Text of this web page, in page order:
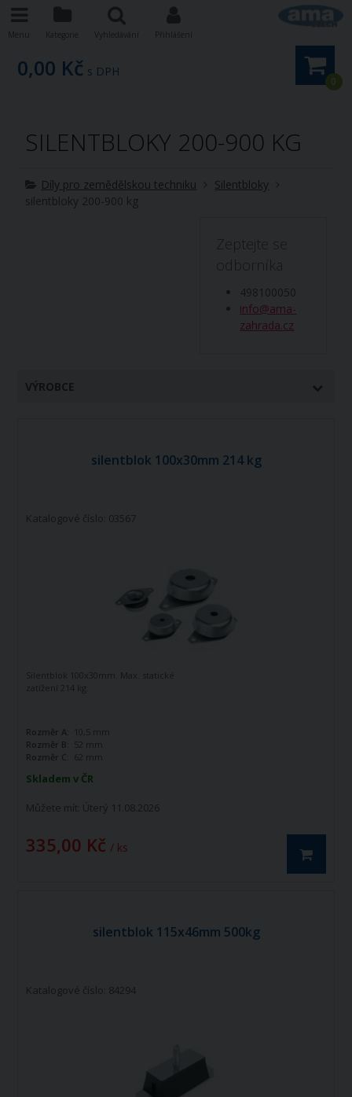
0
0,00 Kč s DPH
SILENTBLOKY 200-900 KG
Díly pro zemědělskou techniku
Silentbloky
silentbloky 200-900 kg
Zeptejte se
odborníka
498100050
info@ama-
zahrada.cz
VÝROBCE
silentblok 100x30mm 214 kg
Katalogové číslo: 03567
Skladem v ČR
Můžete mít: Úterý 11.08.2026
335,00 Kč / ks
Silentblok 100x30mm. Max. statické
zatížení 214 kg.
Rozměr A:
10,5 mm
Rozměr B:
52 mm
Rozměr C: 62 mm
silentblok 115x46mm 500kg
Katalogové číslo: 84294
Menu Kategorie Vyhledávání Přihlášení